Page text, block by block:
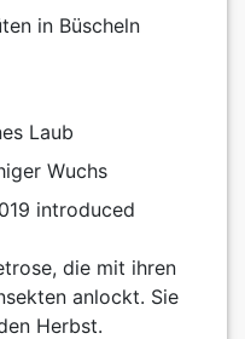
in Büscheln
Laub
Wuchs
introduced
die mit ihren
anlockt. Sie
Herbst.